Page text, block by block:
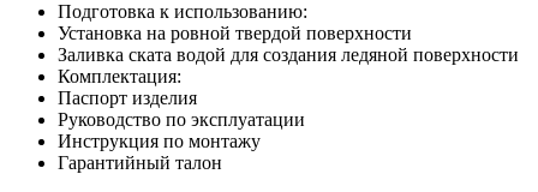
Подготовка к использованию:
Установка на ровной твердой поверхности
Заливка ската водой для создания ледяной поверхности
Комплектация:
Паспорт изделия
Руководство по эксплуатации
Инструкция по монтажу
Гарантийный талон